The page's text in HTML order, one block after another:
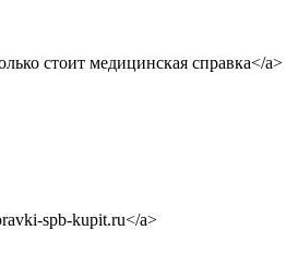
стоит медицинская справка</a>
spb-kupit.ru</a>